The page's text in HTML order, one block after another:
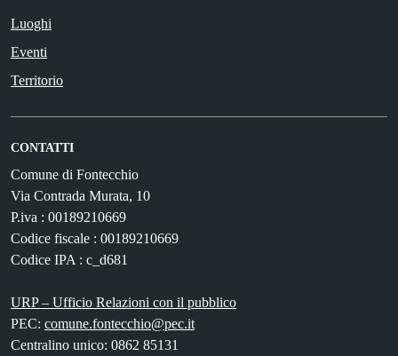
Luoghi
Eventi
Territorio
CONTATTI
Comune di Fontecchio
Via Contrada Murata, 10
P.iva : 00189210669
Codice fiscale : 00189210669
Codice IPA : c_d681
URP – Ufficio Relazioni con il pubblico
PEC: comune.fontecchio@pec.it
Centralino unico: 0862 85131